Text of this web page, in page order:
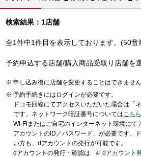
検索結果：1店舗
全1件中1件目を表示しております。(50音
予約申込する店舗/購入商品受取り店舗を
申し込み後に店舗を変更することはできません
予約手続きにはログインが必要です。
ドコモ回線にてアクセスいただいた場合は「
です。ネットワーク暗証番号についてはこちら
Wi-Fiまたはご自宅のインターネット環境にて
アカウントのID／パスワード」が必要です。
い方も、dアカウントの発行が可能です。
dアカウントの発行・確認は「
dアカウント